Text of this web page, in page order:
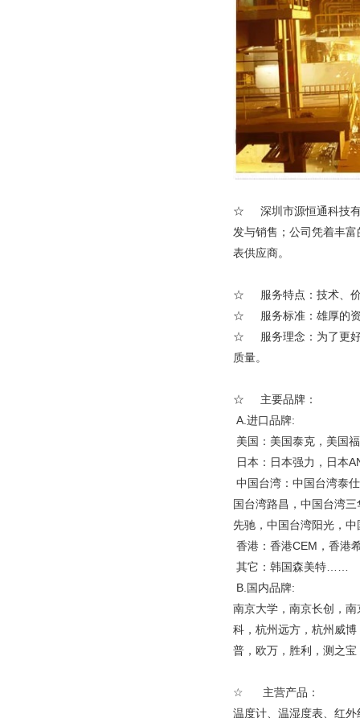
☆ 深圳市源恒通科技有
发与销售；公司凭着丰
表供应商。
☆ 服务特点：技术、价
☆ 服务标准：雄厚的资
☆ 服务理念：为了更好
质量。
☆ 主要品牌：
A.进口品牌:
美国：美国泰克，美国
日本：日本强力，日本
中国台湾：中国台湾泰
国台湾路昌，中国台湾
先驰，中国台湾阳光，
香港：香港CEM，香港
其它：韩国森美特……
B.国内品牌:
南京大学，南京长创，
科，杭州远方，杭州威
普，欧万，胜利，测之
☆ 主营产品：
温度计、温湿度表、红